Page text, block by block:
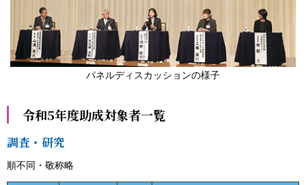
パネルディスカッションの様子
令和5年度助成対象者一覧
調査・研究
順不同・敬称略